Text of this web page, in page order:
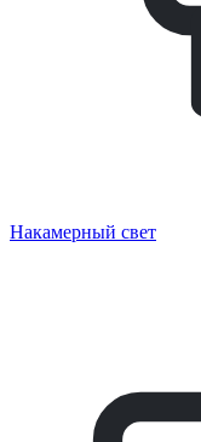
Накамерный свет